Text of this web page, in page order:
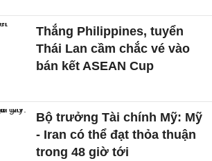
Thắng Philippines, tuyển
Thái Lan cầm chắc vé vào
bán kết ASEAN Cup
Bộ trưởng Tài chính Mỹ: Mỹ
- Iran có thể đạt thỏa thuận
trong 48 giờ tới